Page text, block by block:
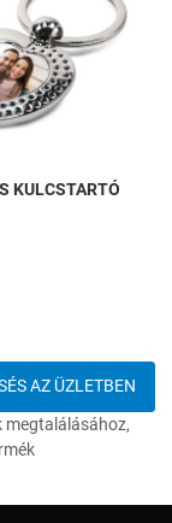
KULCSTARTÓ
megtalálásához,